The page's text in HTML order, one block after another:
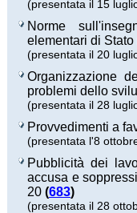
(presentata il 15
Norme
elementari di Stato
(presentata il 20
Organizzazione
problemi dello
(presentata il 28
Provvedimenti a
(presentata l'8
Pubblicità dei
accusa e
20 (683)
(presentata il 28